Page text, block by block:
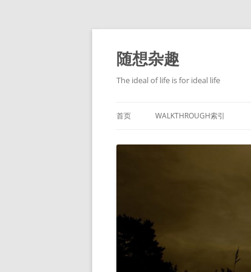
跳
正
文
随想杂趣
The ideal of life is for ideal life
首页 WALKTHROUGH索引